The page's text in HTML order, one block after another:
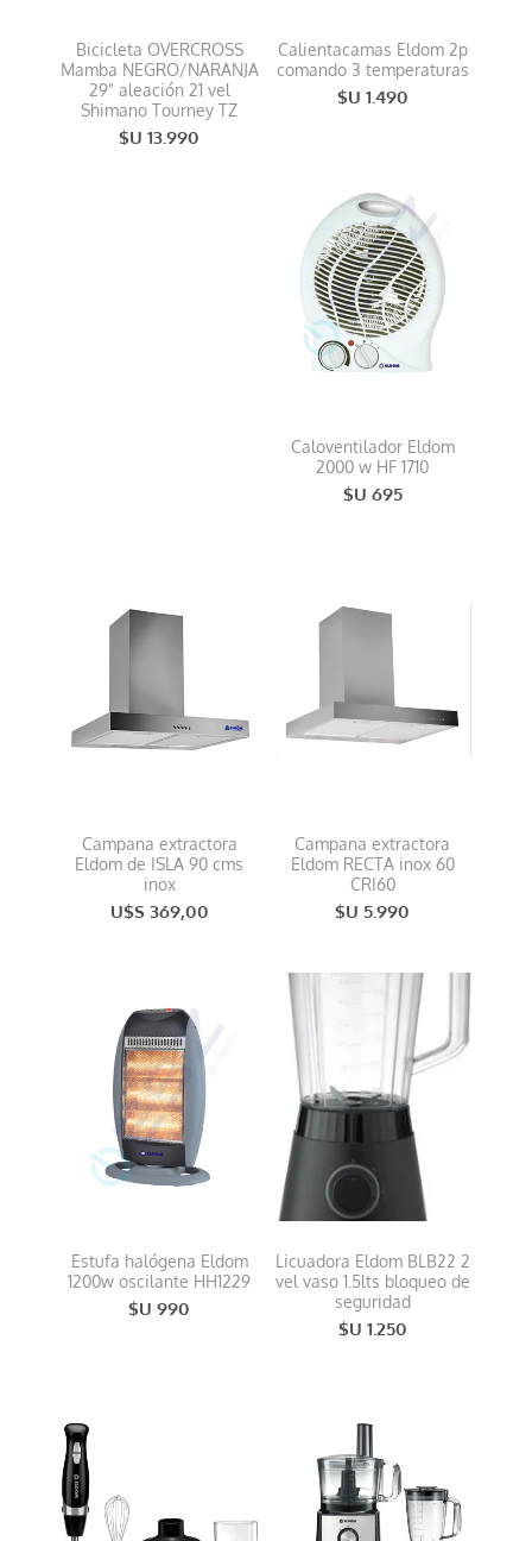
Bicicleta OVERCROSS
Mamba NEGRO/NARANJA
29" aleación 21 vel
Shimano Tourney TZ
$U 13.990
Calientacamas Eldom 2p
comando 3 temperaturas
$U 1.490
Caloventilador Eldom
2000 w HF 1710
$U 695
Campana extractora
Eldom de ISLA 90 cms
inox
U$S 369,00
Campana extractora
Eldom RECTA inox 60
CRI60
$U 5.990
Estufa halógena Eldom
1200w oscilante HH1229
$U 990
Licuadora Eldom BLB22 2
vel vaso 1.5lts bloqueo de
seguridad
$U 1.250